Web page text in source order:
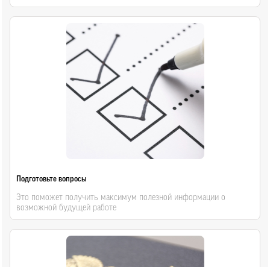
Подготовьте вопросы
Это поможет получить максимум полезной информации о
возможной будущей работе